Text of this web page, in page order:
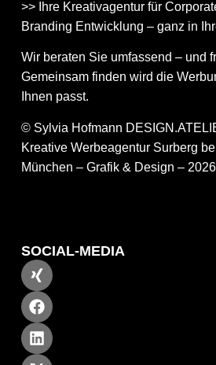
>> Ihre Kreativagentur für
Branding Entwicklung – ganz in
Wir beraten Sie umfassend – und
Gemeinsam finden wird die
Ihnen passt.
© Sylvia Hofmann
Kreative Werbeagentur Surberg
München – Grafik & Design – 2026
SOCIAL-MEDIA